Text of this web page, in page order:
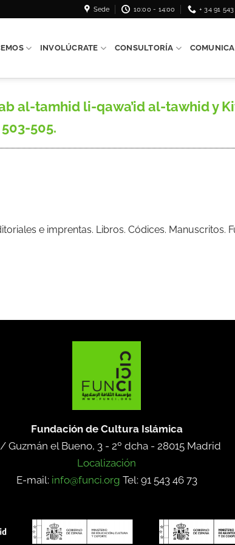
Sede 10:00 - 14:00 + 34 91
INVOLÚCRATE CONSULTORÍA
al-tamhid li-qawa’id al-tawhid y
505.
e imprentas. Libros. Códices. Manuscritos.
Fundación de Cultura Islámica
Guzmán el Bueno, 3 - 2º dcha - 28015 Madrid
Localización
E-mail: info@funci.org Tel: 91 543 46 73